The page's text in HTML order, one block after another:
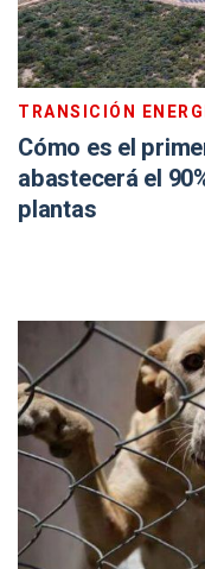
TRANSICIÓN
Cómo es el
abastecerá el
plantas